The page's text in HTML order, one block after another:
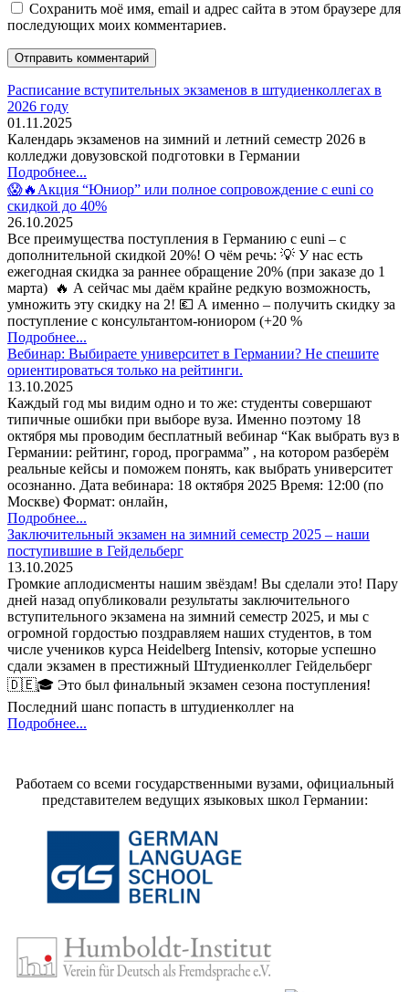
Сохранить моё имя, email и адрес сайта в этом браузере для
последующих моих комментариев.
Расписание вступительных экзаменов в штудиенколлегах в
2026 году
01.11.2025
Календарь экзаменов на зимний и летний семестр 2026 в
колледжи довузовской подготовки в Германии
Подробнее...
😱🔥Акция “Юниор” или полное сопровождение с euni со
скидкой до 40%
26.10.2025
Все преимущества поступления в Германию с euni – с
дополнительной скидкой 20%! О чём речь: 💡 У нас есть
ежегодная скидка за раннее обращение 20% (при заказе до 1
марта) 🔥 А сейчас мы даём крайне редкую возможность,
умножить эту скидку на 2! 💶 А именно – получить скидку за
поступление с консультантом-юниором (+20 %
Подробнее...
Вебинар: Выбираете университет в Германии? Не спешите
ориентироваться только на рейтинги.
13.10.2025
Каждый год мы видим одно и то же: студенты совершают
типичные ошибки при выборе вуза. Именно поэтому 18
октября мы проводим бесплатный вебинар “Как выбрать вуз в
Германии: рейтинг, город, программа” , на котором разберём
реальные кейсы и поможем понять, как выбрать университет
осознанно. Дата вебинара: 18 октября 2025 Время: 12:00 (по
Москве) Формат: онлайн,
Подробнее...
Заключительный экзамен на зимний семестр 2025 – наши
поступившие в Гейдельберг
13.10.2025
Громкие аплодисменты нашим звёздам! Вы сделали это! Пару
дней назад опубликовали результаты заключительного
вступительного экзамена на зимний семестр 2025, и мы с
огромной гордостью поздравляем наших студентов, в том
числе учеников курса Heidelberg Intensiv, которые успешно
сдали экзамен в престижный Штудиенколлег Гейдельберг
🇩🇪🎓 Это был финальный экзамен сезона поступления!
Последний шанс попасть в штудиенколлег на
Подробнее...
Работаем со всеми государственными вузами, официальный
представителем ведущих языковых школ Германии: